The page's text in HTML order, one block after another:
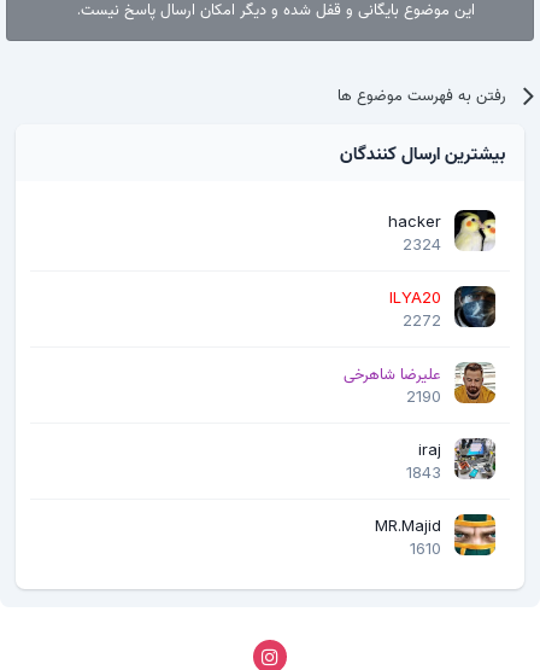
این موضوع بایگانی و قفل شده و دیگر امکان ارسال پاسخ نیست.
رفتن به فهرست موضوع ها
بیشترین ارسال کنندگان
hacker
2324
ILYA20
2272
علیرضا شاهرخی
2190
iraj
1843
MR.Majid
1610